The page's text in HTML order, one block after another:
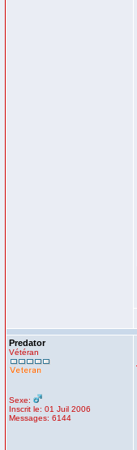
Predator
Vétéran
Sexe:
Inscrit le: 01 Juil 2006
Messages: 6144